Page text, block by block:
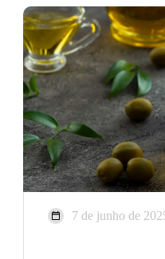
7 de junho de